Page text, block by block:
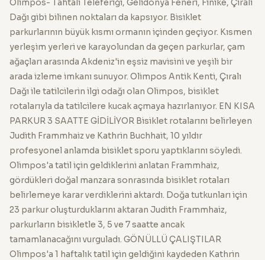
Dağı gibi bilinen noktaları da kapsıyor. Bisiklet
parkurlarının büyük kısmı ormanın içinden geçiyor. Kısmen
yerleşim yerleri ve karayolundan da geçen parkurlar, çam
ağaçları arasında Akdeniz'in eşsiz mavisini ve yeşili bir
arada izleme imkanı sunuyor. Olimpos Antik Kenti, Çıralı
Dağı ile tatilcilerin ilgi odağı olan Olimpos, bisiklet
rotalarıyla da tatilcilere kucak açmaya hazırlanıyor. EN KISA
PARKUR 3 SAATTE GİDİLİYOR Bisiklet rotalarını belirleyen
Judith Frammhaiz ve Kathrin Buchhait, 10 yıldır
profesyonel anlamda bisiklet sporu yaptıklarını söyledi.
Olimpos'a tatil için geldiklerini anlatan Frammhaiz,
gördükleri doğal manzara sonrasında bisiklet rotaları
belirlemeye karar verdiklerini aktardı. Doğa tutkunları için
23 parkur oluşturduklarını aktaran Judith Frammhaiz,
parkurların bisikletle 3, 5 ve 7 saatte ancak
tamamlanacağını vurguladı. GÖNÜLLÜ ÇALIŞTILAR
Olimpos'a 1 haftalık tatil için geldiğini kaydeden Kathrin